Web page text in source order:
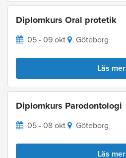
Diplomkurs Oral protetik
05 - 09 okt Göteborg
Läs mer
Diplomkurs Parodontologi
05 - 08 okt Göteborg
Läs mer